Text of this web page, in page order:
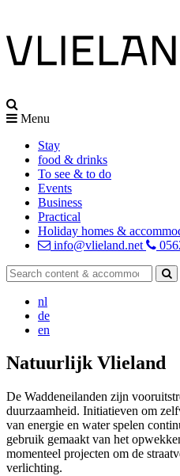
Menu
Stay
food & drinks
To see & to do
Events
Business
Practical
Holiday homes &
info@vlieland.net
nl
de
en
Natuurlijk Vlieland
De Waddeneilanden zijn
duurzaamheid. Initiatieven om
van energie en water spelen
gebruik gemaakt van het
momenteel projecten om de
verlichting.